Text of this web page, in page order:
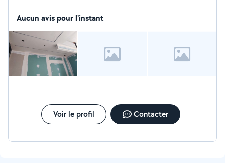
Aucun avis pour l'instant
Voir le profil Contacter